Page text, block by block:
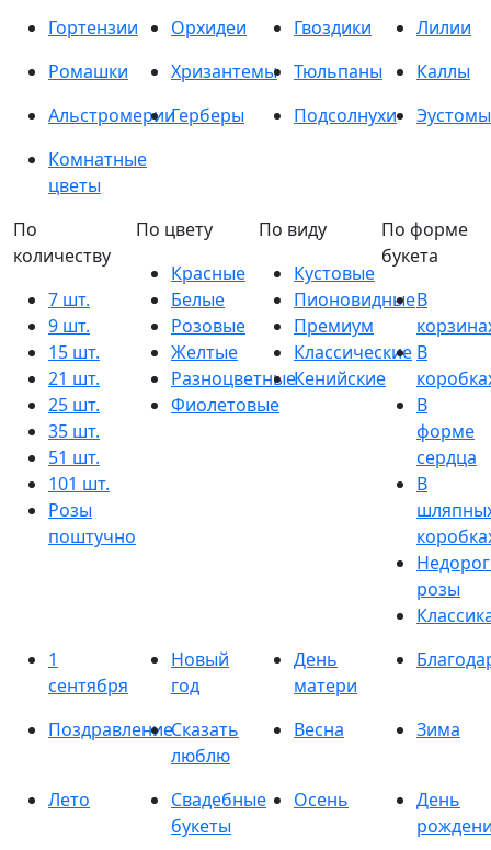
Гортензии
Орхидеи Гвоздики
Лилии
Ромашки
Хризантемы Тюльпаны
Каллы
АльстромерииГерберы Подсолнухи
Эустомы
Комнатные
цветы
По
количеству
7 шт.
9 шт.
15 шт.
21 шт.
25 шт.
35 шт.
51 шт.
101 шт.
Розы
поштучно
По цвету
Красные
Белые
Розовые
Желтые
Разноцветные
Фиолетовые
По виду
Кустовые
Пионовидные
Премиум
Классические
Кенийские
По форме
букета
В
В
В
форме
сердца
В
розы
1
сентября
Новый
год
День
матери
ПоздравлениеСказать
люблю
Весна Зима
Лето
Свадебные
букеты
Осень
День